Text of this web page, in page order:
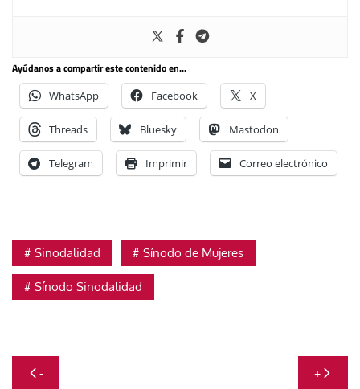
Ayúdanos a compartir este contenido en...
WhatsApp Facebook X
Threads Bluesky Mastodon
Telegram Imprimir Correo electrónico
Sinodalidad Sínodo de Mujeres
Sínodo Sinodalidad
Navegación
- +